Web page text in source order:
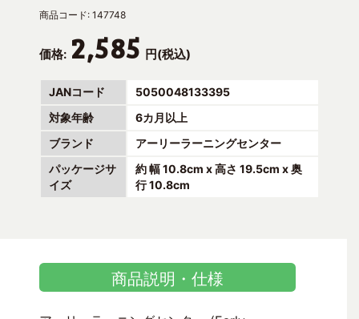
商品コード: 147748
価格: 2,585 円(税込)
JANコード
5050048133395
対象年齢
6カ月以上
ブランド
アーリーラーニングセンター
パッケージサ
イズ
約 幅 10.8cm x 高さ 19.5cm x 奥
行 10.8cm
商品説明・仕様